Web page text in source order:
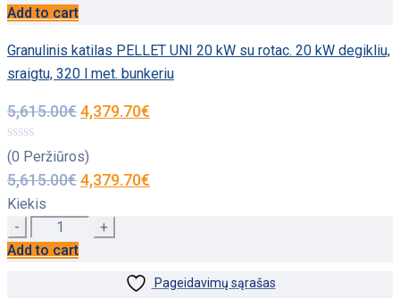
Add to cart
Granulinis katilas PELLET UNI 20 kW su rotac. 20 kW degikliu,
sraigtu, 320 l met. bunkeriu
5,615.00€4,379.70€
(0 Peržiūros)
5,615.00€4,379.70€
Kiekis
Quantity
Add to cart
Pageidavimų sąrašas